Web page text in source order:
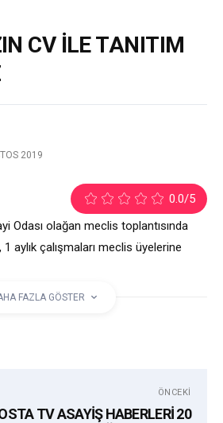
CV İLE TANITIM
2019
0.0/5
Odası olağan meclis toplantısında
aylık çalışmaları meclis üyelerine
nişanı nedeniyle gurur duyduklarını
VE SANAYI ODASI ALTSO
FAZLA GÖSTER
ÖNCEKI
TV ASAYİŞ HABERLERİ 20